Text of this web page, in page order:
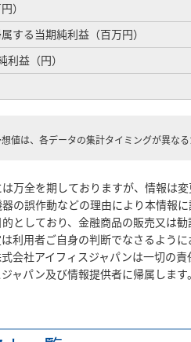
）
する当期純利益（百万円）
利益（円）
値は、各データの集計タイミングが異なる
万全を期しておりますが、情報は
の誤作動などの理由により本情報
としており、金融商品の販売又は
利用者ご自身の判断でなさるよう
会社アイフィスジャパンは一切の
ャパン及び情報提供者に帰属しま